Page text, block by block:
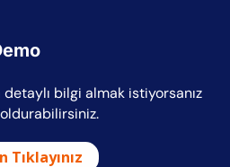
bilgi almak istiyorsanız
Tıklayınız